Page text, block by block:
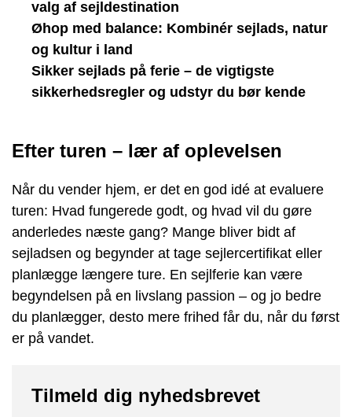
valg af sejldestination
Øhop med balance: Kombinér sejlads, natur
og kultur i land
Sikker sejlads på ferie – de vigtigste
sikkerhedsregler og udstyr du bør kende
Efter turen – lær af oplevelsen
Når du vender hjem, er det en god idé at evaluere
turen: Hvad fungerede godt, og hvad vil du gøre
anderledes næste gang? Mange bliver bidt af
sejladsen og begynder at tage sejlercertifikat eller
planlægge længere ture. En sejlferie kan være
begyndelsen på en livslang passion – og jo bedre
du planlægger, desto mere frihed får du, når du først
er på vandet.
Tilmeld dig nyhedsbrevet